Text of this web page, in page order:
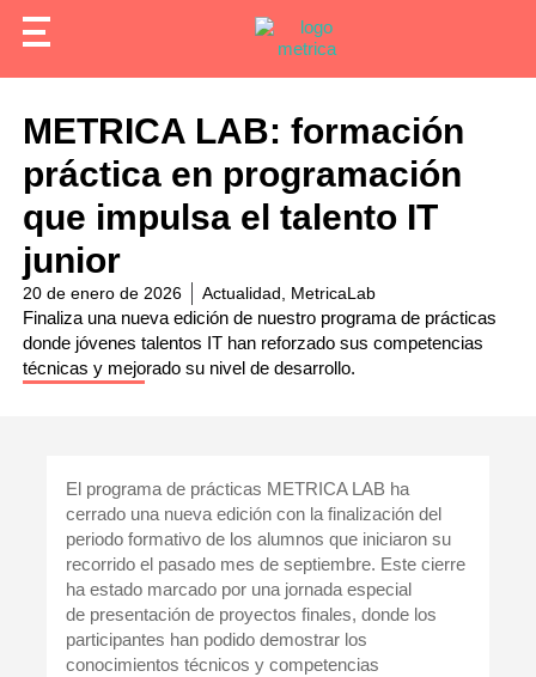
METRICA LAB: formación
práctica en programación
que impulsa el talento IT
junior
20 de enero de 2026 Actualidad MetricaLab
Finaliza una nueva edición de nuestro programa de prácticas
donde jóvenes talentos IT han reforzado sus competencias
técnicas y mejorado su nivel de desarrollo.
El programa de prácticas METRICA LAB ha
cerrado una nueva edición con la finalización del
periodo formativo de los alumnos que iniciaron su
recorrido el pasado mes de septiembre. Este cierre
ha estado marcado por una jornada especial
de presentación de proyectos finales, donde los
participantes han podido demostrar los
conocimientos técnicos y competencias